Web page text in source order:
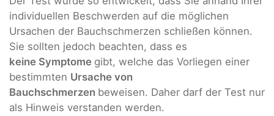
individuellen Beschwerden auf die möglichen
Ursachen der Bauchschmerzen schließen können.
Sie sollten jedoch beachten, dass es
keine Symptome gibt, welche das Vorliegen einer
bestimmten Ursache von
Bauchschmerzen beweisen. Daher darf der Test nur
als Hinweis verstanden werden.